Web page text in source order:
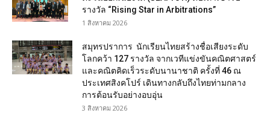
รางวัล “Rising Star in Arbitrations”
1 สิงหาคม 2026
สมุทรปราการ นักเรียนไทยสร้างชื่อเสียงระดับ
โลกคว้า 127 รางวัล จากเวทีแข่งขันคณิตศาสตร์
และคณิตคิดเร็วระดับนานาชาติ ครั้งที่ 46 ณ
ประเทศสิงคโปร์ เดินทางกลับถึงไทยท่ามกลาง
การต้อนรับอย่างอบอุ่น
3 สิงหาคม 2026